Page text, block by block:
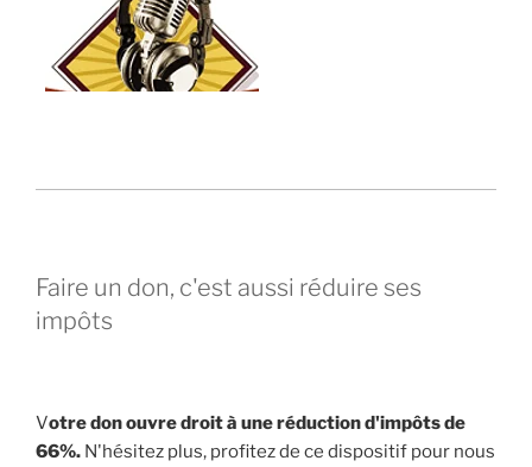
Faire un don, c'est aussi réduire ses
impôts
Votre don ouvre droit à une réduction d'impôts de
66%. N'hésitez plus, profitez de ce dispositif pour nous